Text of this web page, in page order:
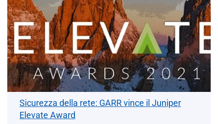
Sicurezza della rete: GARR vince il Juniper
Elevate Award